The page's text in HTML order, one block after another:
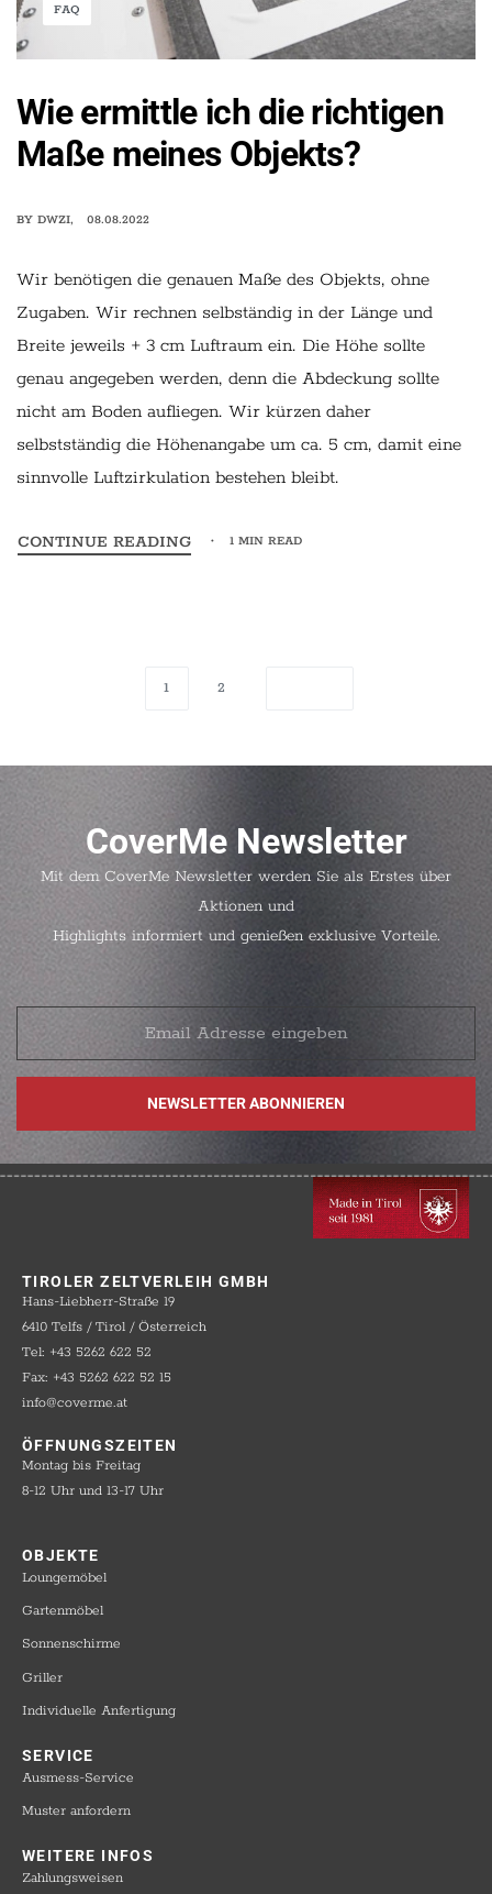
FAQ
Wie ermittle ich die richtigen
Maße meines Objekts?
BY DWZI 08.08.2022
Wir benötigen die genauen Maße des Objekts, ohne
Zugaben. Wir rechnen selbständig in der Länge und
Breite jeweils + 3 cm Luftraum ein. Die Höhe sollte
genau angegeben werden, denn die Abdeckung sollte
nicht am Boden aufliegen. Wir kürzen daher
selbstständig die Höhenangabe um ca. 5 cm, damit eine
sinnvolle Luftzirkulation bestehen bleibt.
CONTINUE READING 1 MIN READ
1 2
CoverMe Newsletter
Mit dem CoverMe Newsletter werden Sie als Erstes über
Aktionen und
Highlights informiert und genießen exklusive Vorteile.
TIROLER ZELTVERLEIH GMBH
Hans-Liebherr-Straße 19
6410 Telfs / Tirol / Österreich
Tel: +43 5262 622 52
Fax: +43 5262 622 52 15
info@coverme.at
ÖFFNUNGSZEITEN
Montag bis Freitag
8-12 Uhr und 13-17 Uhr
OBJEKTE​
Loungemöbel
Gartenmöbel
Sonnenschirme
Griller
Individuelle Anfertigung
SERVICE​
Ausmess-Service
Muster anfordern
WEITERE INFOS​
Zahlungsweisen